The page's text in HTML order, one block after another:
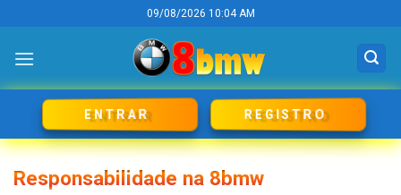
content
09/08/2026 10:04 AM
ENTRAR REGISTRO
Responsabilidade na 8bmw